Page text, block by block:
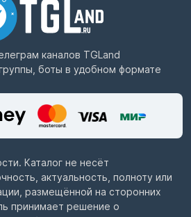
каналов TGLand
боты в удобном формате
Каталог не несёт
актуальность, полноту или
размещённой на сторонних
принимает решение о